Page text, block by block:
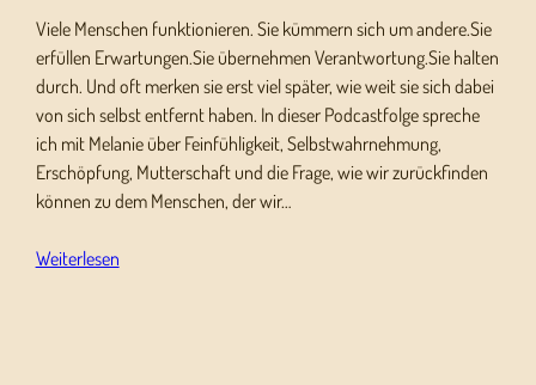
Viele Menschen funktionieren. Sie kümmern sich um andere.Sie
erfüllen Erwartungen.Sie übernehmen Verantwortung.Sie halten
durch. Und oft merken sie erst viel später, wie weit sie sich dabei
von sich selbst entfernt haben. In dieser Podcastfolge spreche
ich mit Melanie über Feinfühligkeit, Selbstwahrnehmung,
Erschöpfung, Mutterschaft und die Frage, wie wir zurückfinden
können zu dem Menschen, der wir…
Weiterlesen